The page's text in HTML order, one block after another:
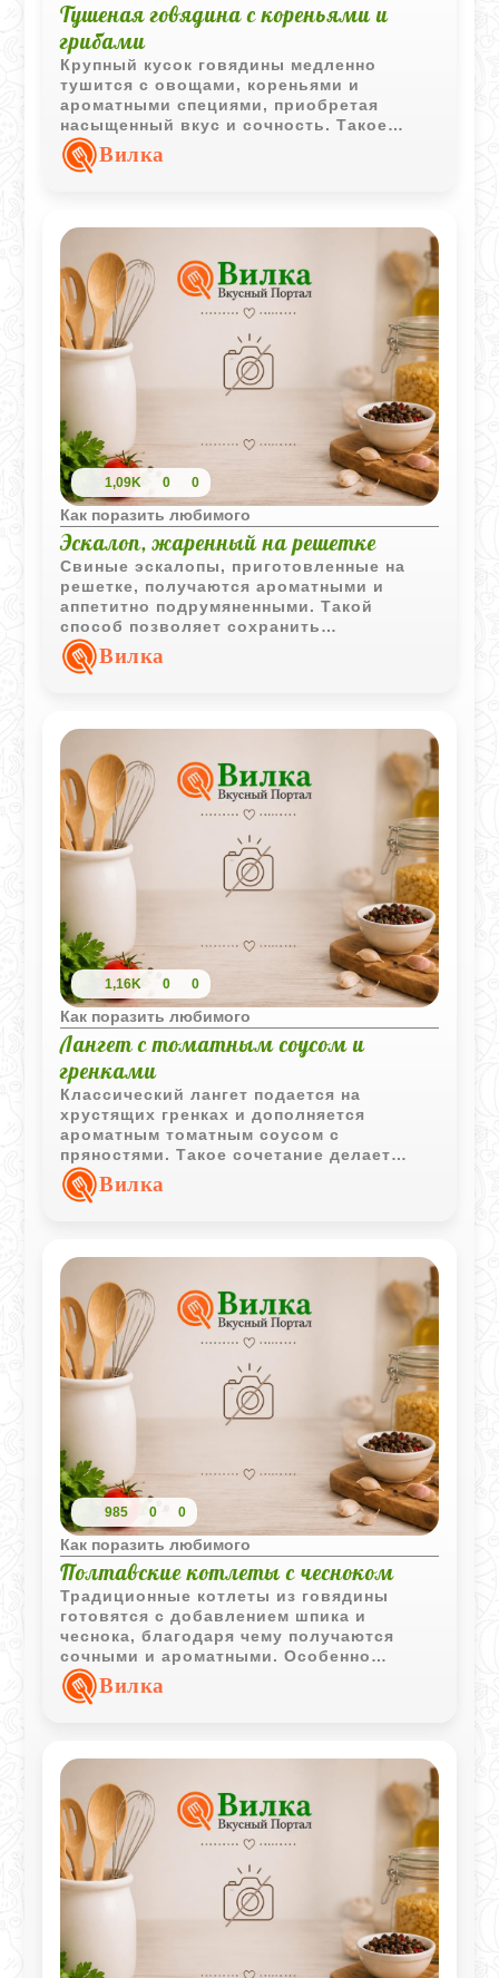
Тушеная говядина с кореньями и
грибами
Крупный кусок говядины медленно
тушится с овощами, кореньями и
ароматными специями, приобретая
насыщенный вкус и сочность. Такое
блюдо отлично сочетается практически с
любым гарниром.
Вилка
1,09K 0 0
Как поразить любимого
Эскалоп, жаренный на решетке
Свиные эскалопы, приготовленные на
решетке, получаются ароматными и
аппетитно подрумяненными. Такой
способ позволяет сохранить
насыщенный вкус мяса и отлично
сочетается с овощами и картофелем.
Вилка
1,16K 0 0
Как поразить любимого
Лангет с томатным соусом и
гренками
Классический лангет подается на
хрустящих гренках и дополняется
ароматным томатным соусом с
пряностями. Такое сочетание делает
блюдо выразительным и отлично
подходит для полноценного горячего
Вилка
985 0 0
Как поразить любимого
Полтавские котлеты с чесноком
Традиционные котлеты из говядины
готовятся с добавлением шпика и
чеснока, благодаря чему получаются
сочными и ароматными. Особенно
хорошо они сочетаются с обжаренным
картофелем и растопленным сливочным
Вилка